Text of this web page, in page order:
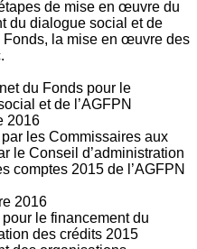
de mise en œuvre du
du dialogue social et de
Fonds, la mise en œuvre des
du Fonds pour le
et de l’AGFPN
2016
les Commissaires aux
le Conseil d’administration
comptes 2015 de l’AGFPN
2016
le financement du
des crédits 2015